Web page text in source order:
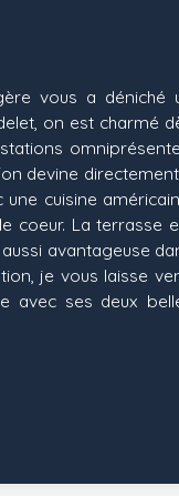
vous a déniché
on est charmé
devine
cuisine
coeur. La terrasse
avantageuse
je vous laisse
avec ses deux